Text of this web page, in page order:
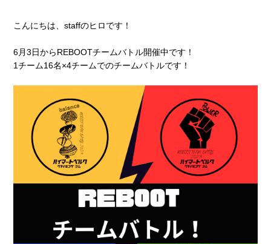
こんにちは、staffのヒロです！
6月3日からREBOOTチームバトル開催中です！
1チーム16名×4チームでのチームバトルです！